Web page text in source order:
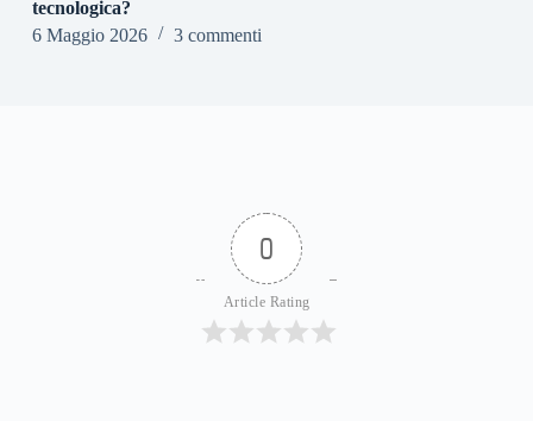
tecnologica?
6 Maggio 2026
3 commenti
0
Article Rating